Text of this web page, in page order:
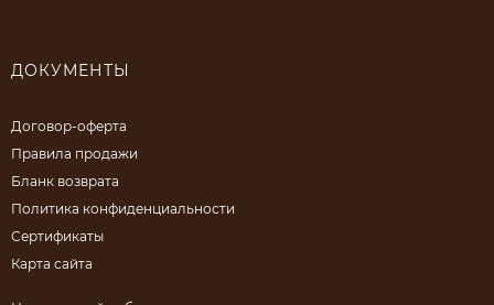
ДОКУМЕНТЫ
Договор-оферта
Правила продажи
Бланк возврата
Политика конфиденциальности
Сертификаты
Карта сайта